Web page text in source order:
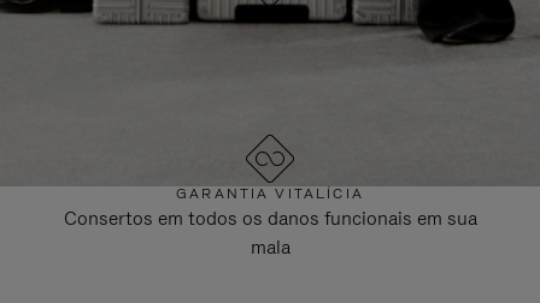
FEITA NA ALEMANHA
Todo item é cuidadosamente inspecionado e tem a
GARANTIA VITALÍCIA
Consertos em todos os danos funcionais em sua
mala